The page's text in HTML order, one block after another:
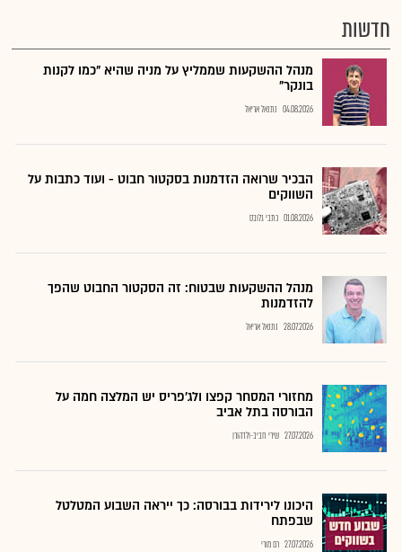
חדשות
מנהל ההשקעות שממליץ על מניה שהיא "כמו לקנות
בונקר"
04.08.2026 נתנאל אריאל
הבכיר שרואה הזדמנות בסקטור חבוט - ועוד כתבות על
השווקים
01.08.2026 כתבי גלובס
מנהל ההשקעות שבטוח: זה הסקטור החבוט שהפך
להזדמנות
28.07.2026 נתנאל אריאל
מחזורי המסחר קפצו ולג'פריס יש המלצה חמה על
הבורסה בתל אביב
27.07.2026 שירי חביב-ולדהורן
היכונו לירידות בבורסה: כך ייראה השבוע המטלטל
שבפתח
27.07.2026 רם מורי